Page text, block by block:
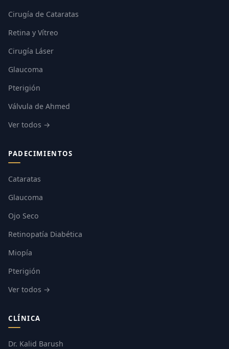
Cirugía de Cataratas
Retina y Vítreo
Cirugía Láser
Glaucoma
Pterigión
Válvula de Ahmed
Ver todos →
PADECIMIENTOS
Cataratas
Glaucoma
Ojo Seco
Retinopatía Diabética
Miopía
Pterigión
Ver todos →
CLÍNICA
Dr. Kalid Barush